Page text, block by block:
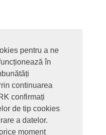
pentru a ne
în
continuarea
confirmați
de tip cookies
a datelor.
moment
si conditii | Politica de
si anulare comanda |